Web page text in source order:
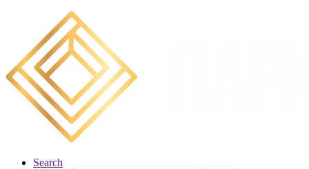
Search